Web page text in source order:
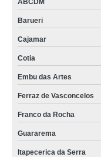
ABCDM
Barueri
Cajamar
Cotia
Embu das Artes
Ferraz de Vasconcelos
Franco da Rocha
Guararema
Itapecerica da Serra